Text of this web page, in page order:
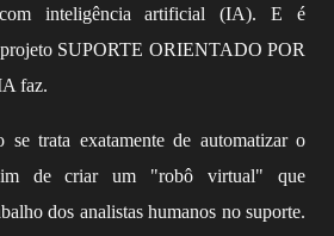
inteligência artificial (IA). E é
projeto SUPORTE ORIENTADO POR
faz.
se trata exatamente de automatizar o
de criar um "robô virtual" que
dos analistas humanos no suporte.